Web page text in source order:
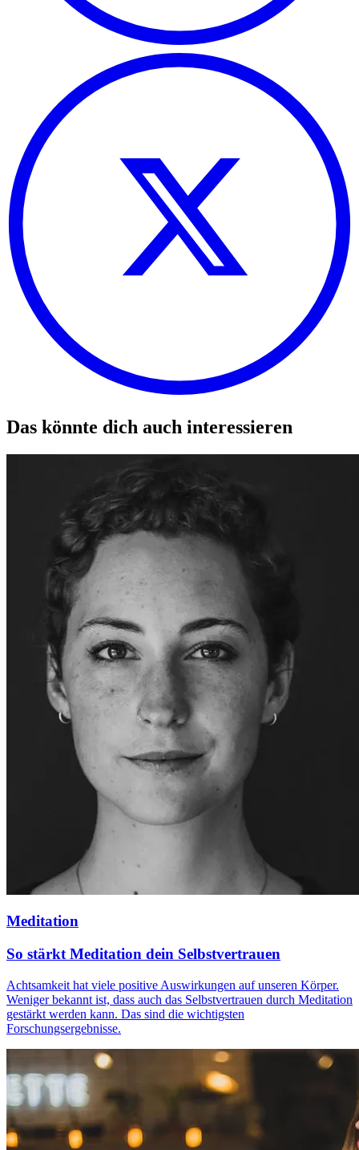
Das könnte dich auch interessieren
Meditation
So stärkt Meditation dein Selbstvertrauen
Achtsamkeit hat viele positive Auswirkungen auf unseren Körper.
Weniger bekannt ist, dass auch das Selbstvertrauen durch Meditation
gestärkt werden kann. Das sind die wichtigsten
Forschungsergebnisse.